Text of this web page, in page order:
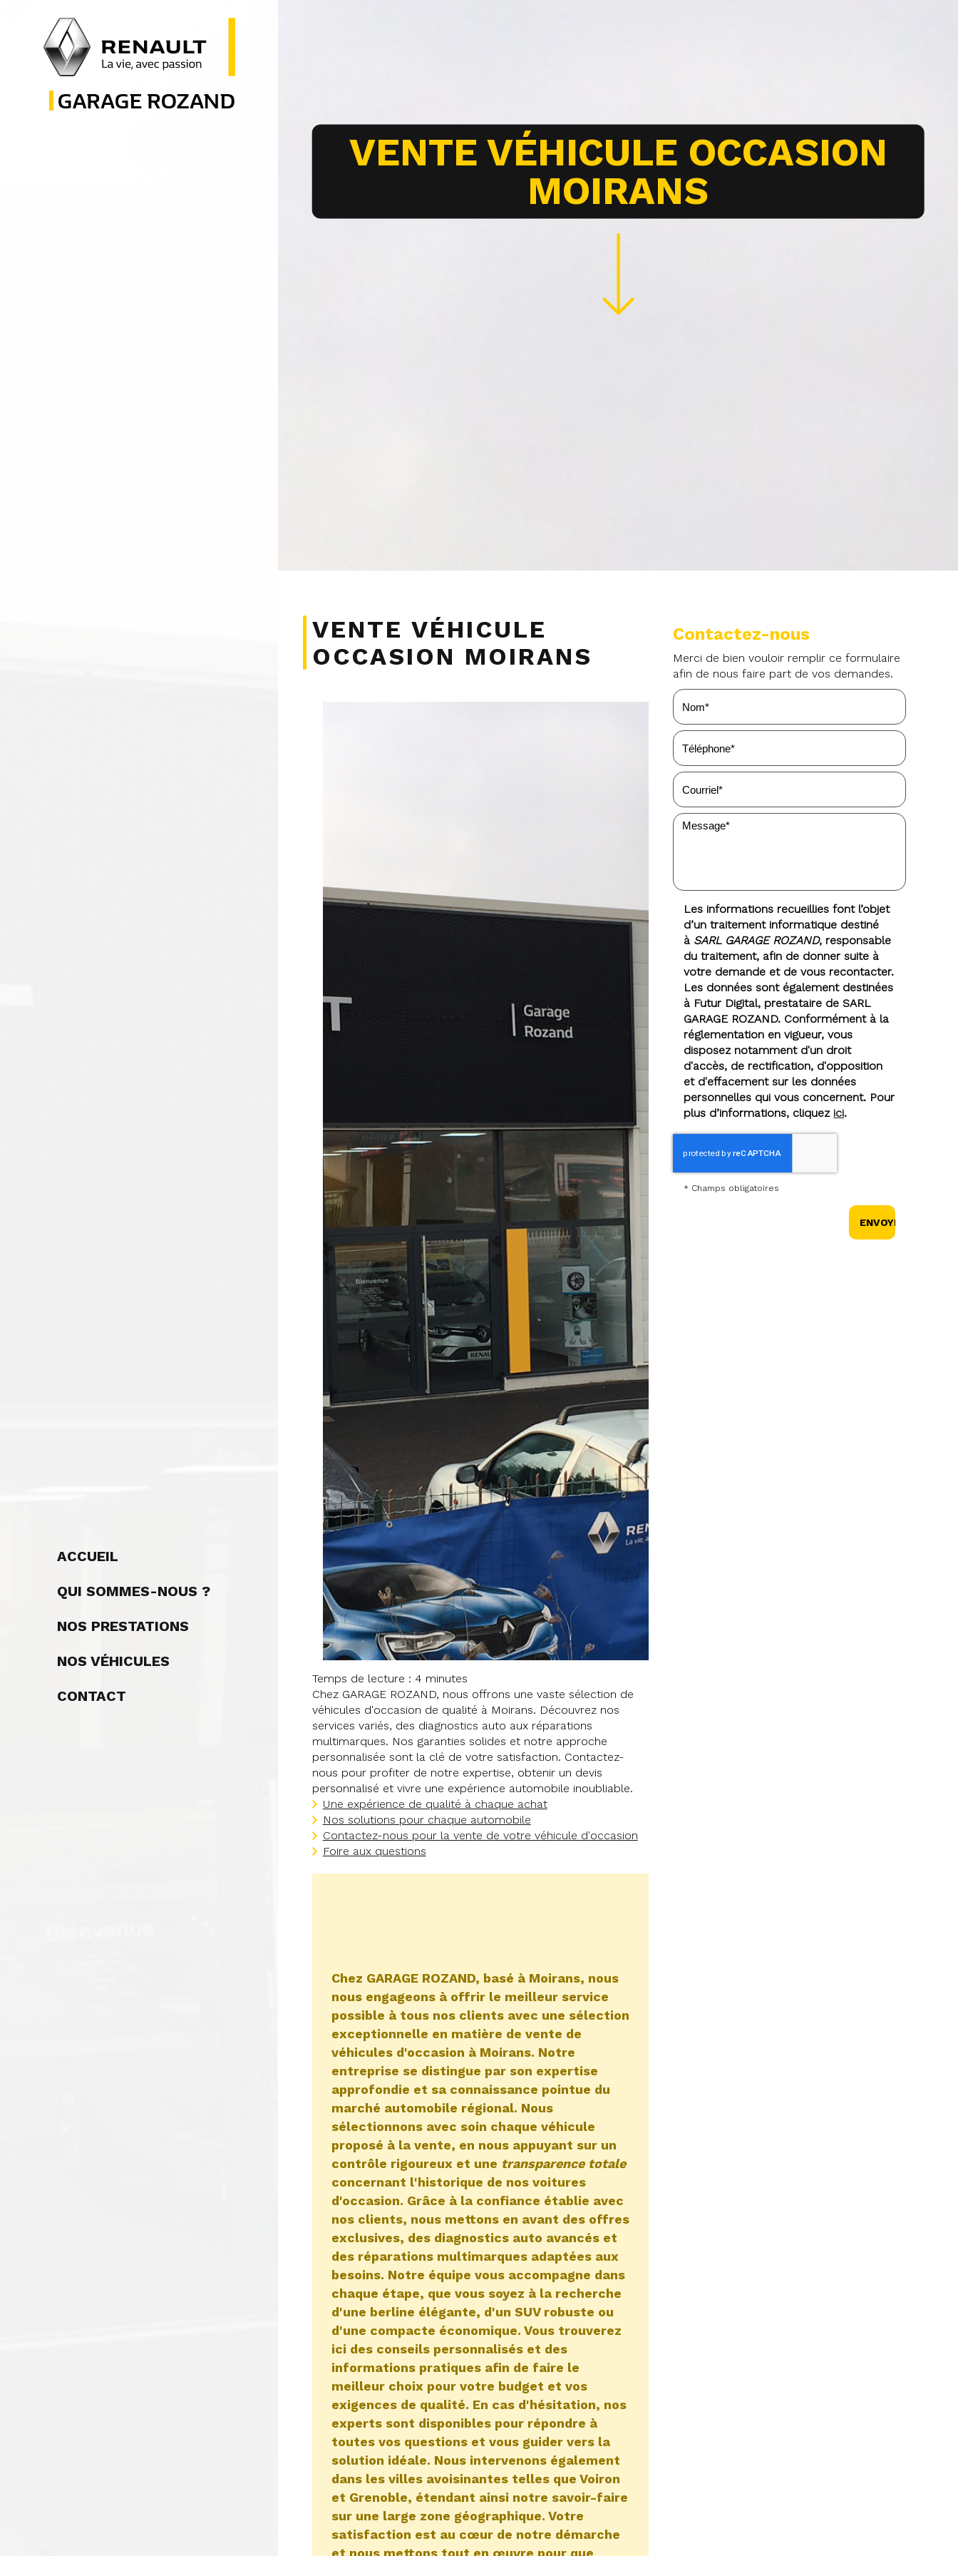
ACCUEIL
QUI SOMMES-NOUS ?
NOS PRESTATIONS
NOS VÉHICULES
CONTACT
VENTE VÉHICULE OCCASION
MOIRANS
VENTE VÉHICULE
OCCASION MOIRANS
Temps de lecture : 4 minutes
Chez GARAGE ROZAND, nous offrons une vaste sélection de
véhicules d'occasion de qualité à Moirans. Découvrez nos
services variés, des diagnostics auto aux réparations
multimarques. Nos garanties solides et notre approche
personnalisée sont la clé de votre satisfaction. Contactez-
nous pour profiter de notre expertise, obtenir un devis
personnalisé et vivre une expérience automobile inoubliable.
Une expérience de qualité à chaque achat
Nos solutions pour chaque automobile
Contactez-nous pour la vente de votre véhicule d'occasion
Foire aux questions
Chez GARAGE ROZAND, basé à Moirans, nous
nous engageons à offrir le meilleur service
possible à tous nos clients avec une sélection
exceptionnelle en matière de vente de
véhicules d'occasion à Moirans. Notre
entreprise se distingue par son expertise
approfondie et sa connaissance pointue du
marché automobile régional. Nous
sélectionnons avec soin chaque véhicule
proposé à la vente, en nous appuyant sur un
contrôle rigoureux et une transparence totale
concernant l'historique de nos voitures
d'occasion. Grâce à la confiance établie avec
nos clients, nous mettons en avant des offres
exclusives, des diagnostics auto avancés et
des réparations multimarques adaptées aux
besoins. Notre équipe vous accompagne dans
chaque étape, que vous soyez à la recherche
d'une berline élégante, d'un SUV robuste ou
d'une compacte économique. Vous trouverez
ici des conseils personnalisés et des
informations pratiques afin de faire le
meilleur choix pour votre budget et vos
exigences de qualité. En cas d'hésitation, nos
experts sont disponibles pour répondre à
toutes vos questions et vous guider vers la
solution idéale. Nous intervenons également
dans les villes avoisinantes telles que Voiron
et Grenoble, étendant ainsi notre savoir-faire
sur une large zone géographique. Votre
satisfaction est au cœur de notre démarche
et nous mettons tout en œuvre pour que
Contactez-nous
Merci de bien vouloir remplir ce formulaire
afin de nous faire part de vos demandes.
Les informations recueillies font l’objet
d’un traitement informatique destiné
à SARL GARAGE ROZAND, responsable
du traitement, afin de donner suite à
votre demande et de vous recontacter.
Les données sont également destinées
à Futur Digital, prestataire de SARL
GARAGE ROZAND. Conformément à la
réglementation en vigueur, vous
disposez notamment d'un droit
d'accès, de rectification, d'opposition
et d'effacement sur les données
personnelles qui vous concernent. Pour
plus d’informations, cliquez ici.
* Champs obligatoires